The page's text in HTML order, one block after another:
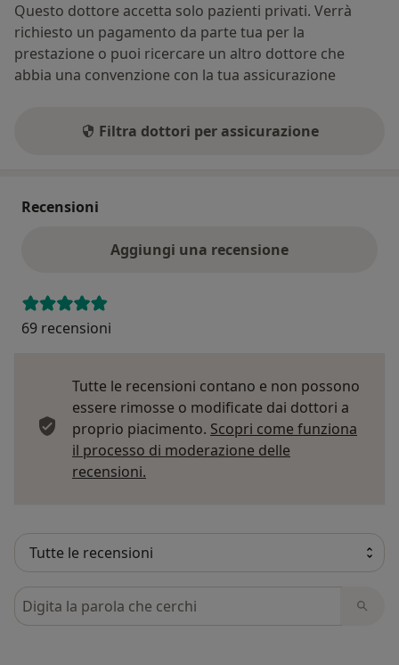
Questo dottore accetta solo pazienti privati. Verrà
richiesto un pagamento da parte tua per la
prestazione o puoi ricercare un altro dottore che
abbia una convenzione con la tua assicurazione
Filtra dottori per assicurazione
Recensioni
Aggiungi una recensione
69 recensioni
Tutte le recensioni contano e non possono
essere rimosse o modificate dai dottori a
proprio piacimento. Scopri come funziona
il processo di moderazione delle
recensioni.
Cerca nelle recensioni